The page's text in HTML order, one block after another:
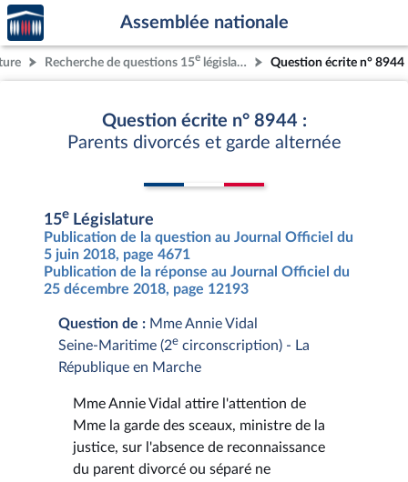
Aller au contenu
Aller en bas de la page
Accèder
à la
page
d'accueil
Assemblée nationale
Recherche de questions 15e législature Question écrite n° 8944
Question écrite n° 8944 :
Parents divorcés et garde alternée
15e Législature
Publication de la question au Journal Officiel du
5 juin 2018, page 4671
Publication de la réponse au Journal Officiel du
25 décembre 2018, page 12193
Question de : Mme Annie Vidal
Seine-Maritime (2e circonscription) - La
République en Marche
Mme Annie Vidal attire l'attention de
Mme la garde des sceaux, ministre de la
justice, sur l'absence de reconnaissance
du parent divorcé ou séparé ne